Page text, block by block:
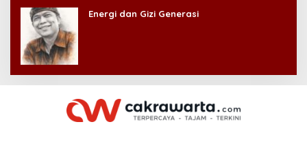
Energi dan Gizi Generasi